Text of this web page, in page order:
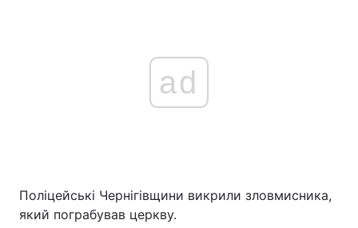
ad
Поліцейські Чернігівщини викрили зловмисника,
який пограбував церкву.